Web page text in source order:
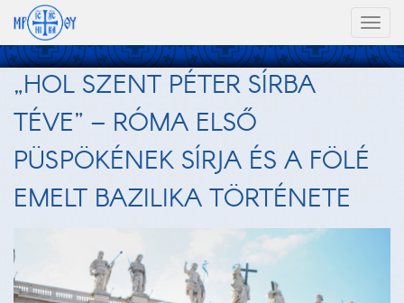
„HOL SZENT PÉTER SÍRBA
TÉVE” – RÓMA ELSŐ
PÜSPÖKÉNEK SÍRJA ÉS A FÖLÉ
EMELT BAZILIKA TÖRTÉNETE